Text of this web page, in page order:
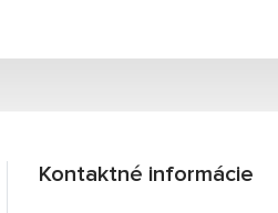
Kontaktné informácie